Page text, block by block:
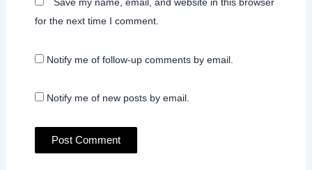
for the next time I comment.
Notify me of follow-up comments by email.
Notify me of new posts by email.